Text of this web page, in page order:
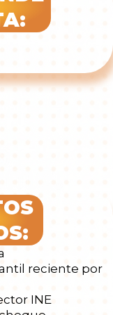
reciente por
INE